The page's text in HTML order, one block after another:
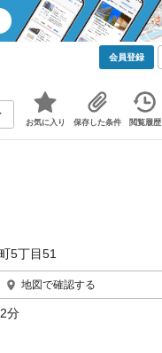
会員登録
お気に入り 保存した条件 閲覧履歴
5丁目51
地図で確認する
分